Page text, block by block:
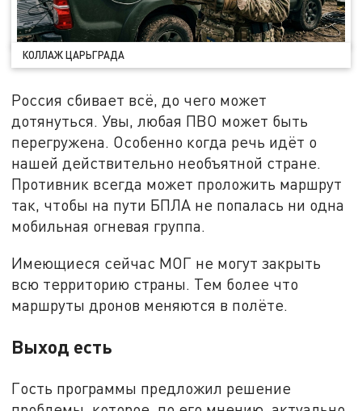
КОЛЛАЖ ЦАРЬГРАДА
Россия сбивает всё, до чего может
дотянуться. Увы, любая ПВО может быть
перегружена. Особенно когда речь идёт о
нашей действительно необъятной стране.
Противник всегда может проложить маршрут
так, чтобы на пути БПЛА не попалась ни одна
мобильная огневая группа.
Имеющиеся сейчас МОГ не могут закрыть
всю территорию страны. Тем более что
маршруты дронов меняются в полёте.
Выход есть
Гость программы предложил решение